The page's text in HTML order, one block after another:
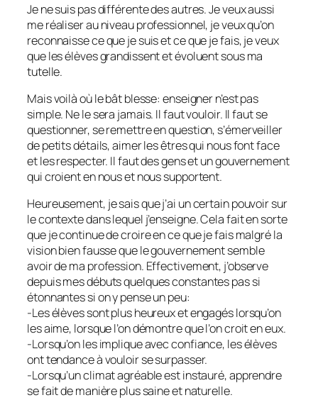
Je ne suis pas différente des autres. Je veux aussi
me réaliser au niveau professionnel, je veux qu’on
reconnaisse ce que je suis et ce que je fais, je veux
que les élèves grandissent et évoluent sous ma
tutelle.
Mais voilà où le bât blesse: enseigner n’est pas
simple. Ne le sera jamais. Il faut vouloir. Il faut se
questionner, se remettre en question, s’émerveiller
de petits détails, aimer les êtres qui nous font face
et les respecter. Il faut des gens et un gouvernement
qui croient en nous et nous supportent.
Heureusement, je sais que j’ai un certain pouvoir sur
le contexte dans lequel j’enseigne. Cela fait en sorte
que je continue de croire en ce que je fais malgré la
vision bien fausse que le gouvernement semble
avoir de ma profession. Effectivement, j’observe
depuis mes débuts quelques constantes pas si
étonnantes si on y pense un peu:
-Les élèves sont plus heureux et engagés lorsqu’on
les aime, lorsque l’on démontre que l’on croit en eux.
-Lorsqu’on les implique avec confiance, les élèves
ont tendance à vouloir se surpasser.
-Lorsqu’un climat agréable est instauré, apprendre
se fait de manière plus saine et naturelle.